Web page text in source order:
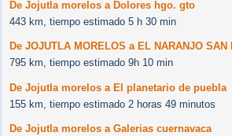
De Jojutla morelos a Dolores hgo. gto
443 km, tiempo estimado 5 h 30 min
De JOJUTLA MORELOS a EL NARANJO SAN
795 km, tiempo estimado 9h 10 min
De Jojutla morelos a El planetario de puebla
155 km, tiempo estimado 2 horas 49 minutos
De Jojutla morelos a Galerias cuernavaca